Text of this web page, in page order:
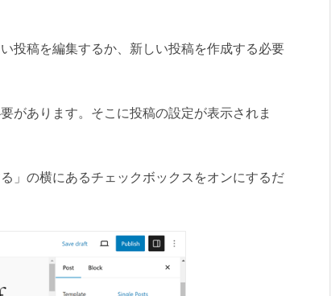
投稿を編集するか、新しい投稿を作成する必要
があります。そこに投稿の設定が表示されま
」の横にあるチェックボックスをオンにするだ